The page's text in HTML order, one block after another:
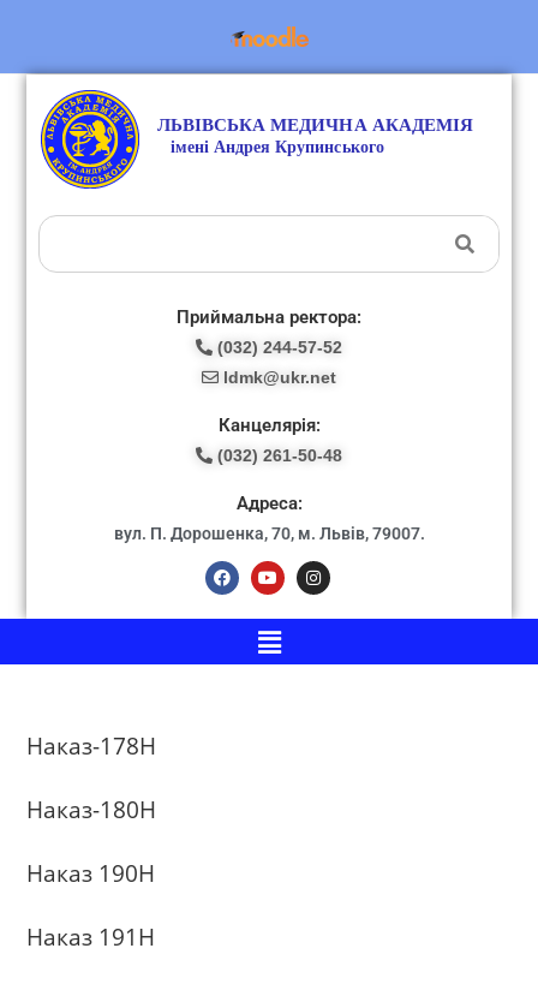
Приймальна ректора:
(032) 244-57-52
ldmk@ukr.net
Канцелярія:
(032) 261-50-48
Адреса:
вул. П. Дорошенка, 70, м. Львів, 79007.
Наказ-178Н
Наказ-180Н
Наказ 190Н
Наказ 191Н